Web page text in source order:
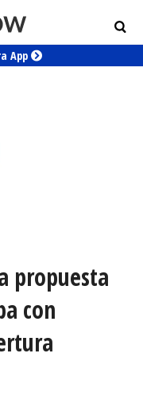
App
propuesta
con